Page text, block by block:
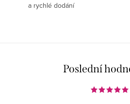
a rychlé dodání
Poslední